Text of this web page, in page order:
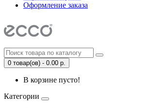
Оформление заказа
0 товар(ов) - 0.00 р.
В корзине пусто!
Категории